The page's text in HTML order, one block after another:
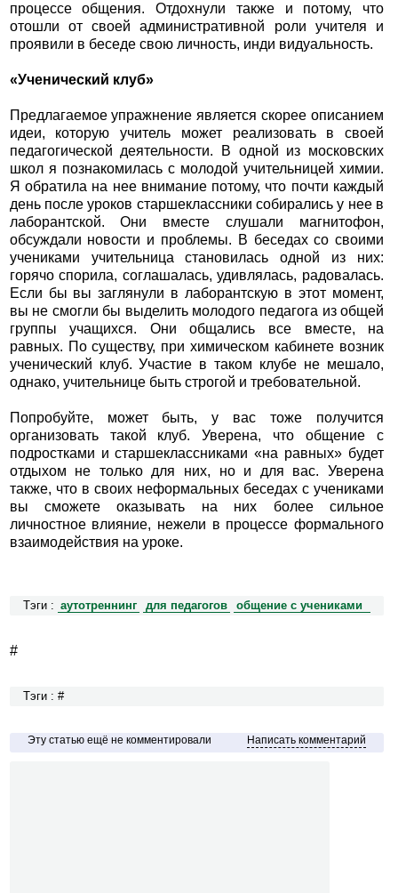
процессе общения. Отдохнули также и потому, что
отошли от своей административной роли учителя и
проявили в беседе свою личность, инди видуальность.
«Ученический клуб»
Предлагаемое упражнение является скорее описанием
идеи, которую учитель может реализовать в своей
педагогической деятельности. В одной из московских
школ я познакомилась с молодой учительницей химии.
Я обратила на нее внимание потому, что почти каждый
день после уроков старшеклассники собирались у нее в
лаборантской. Они вместе слушали магнитофон,
обсуждали новости и проблемы. В беседах со своими
учениками учительница становилась одной из них:
горячо спорила, соглашалась, удивлялась, радовалась.
Если бы вы заглянули в лаборантскую в этот момент,
вы не смогли бы выделить молодого педагога из общей
группы учащихся. Они общались все вместе, на
равных. По существу, при химическом кабинете возник
ученический клуб. Участие в таком клубе не мешало,
однако, учительнице быть строгой и требовательной.
Попробуйте, может быть, у вас тоже получится
организовать такой клуб. Уверена, что общение с
подростками и старшеклассниками «на равных» будет
отдыхом не только для них, но и для вас. Уверена
также, что в своих неформальных беседах с учениками
вы сможете оказывать на них более сильное
личностное влияние, нежели в процессе формального
взаимодействия на уроке.
Тэги : аутотреннинг для педагогов общение с учениками
#
Тэги : #
Эту статью ещё не комментировали Написать комментарий